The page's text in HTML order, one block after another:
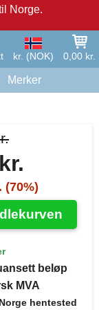
Norge.
kr. (NOK) 0,00 kr.
Merker
(70%)
beløp
MVA
hentested